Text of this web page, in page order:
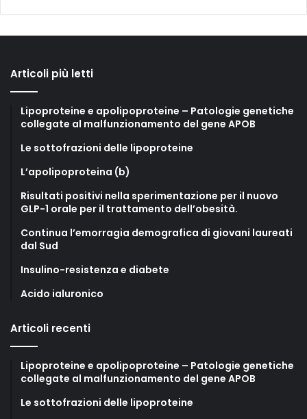
Articoli più letti
Lipoproteine e apolipoproteine – Patologie genetiche
collegate al malfunzionamento del gene APOB
Le sottofrazioni delle lipoproteine
L’apolipoproteina (b)
Risultati positivi nella sperimentazione per il nuovo
GLP-1 orale per il trattamento dell’obesità.
Continua l’emorragia demografica di giovani laureati
dal Sud
Insulino-resistenza e diabete
Acido ialuronico
Articoli recenti
Lipoproteine e apolipoproteine – Patologie genetiche
collegate al malfunzionamento del gene APOB
Le sottofrazioni delle lipoproteine